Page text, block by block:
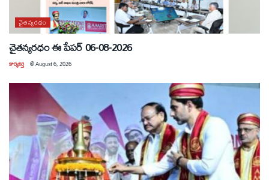
చైతన్యరధం
చైతన్యరధం ఈ పేపర్ 06-08-2026
కార్యకర్త @August 6, 2026